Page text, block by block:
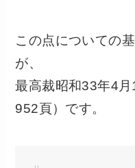
この点についての
が、
最高裁昭和33年4
952頁）です。